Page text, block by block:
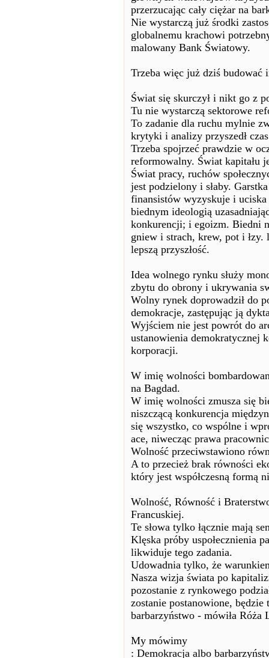
przerzucając cały ciężar na
Nie wystarczą już środki
globalnemu krachowi
malowany Bank Światowy.
Trzeba więc już dziś
Świat się skurczył i nikt go z
Tu nie wystarczą sektorowe
To zadanie dla ruchu mylnie
krytyki i analizy przyszedł
Trzeba spojrzeć prawdzie w
reformowalny. Świat kapitału
Świat pracy, ruchów
jest podzielony i słaby.
finansistów wyzyskuje i
biednym ideologią
konkurencji; i egoizm. Biedni
gniew i strach, krew, pot i
lepszą przyszłość.
Idea wolnego rynku służy
zbytu do obrony i ukrywania
Wolny rynek doprowadził do
demokracje, zastępując ją
Wyjściem nie jest powrót do
ustanowienia demokratycznej
korporacji.
W imię wolności
na Bagdad.
W imię wolności zmusza się
niszczącą konkurencja
się wszystko, co wspólne i
ace, niwecząc prawa
Wolność przeciwstawiono
A to przecież brak równości
który jest współczesną formą
Wolność, Równość i
Francuskiej.
Te słowa tylko łącznie mają
Klęska próby uspołecznienia
likwiduje tego zadania.
Udowadnia tylko, że
Nasza wizja świata po
pozostanie z rynkowego
zostanie postanowione,
barbarzyństwo - mówiła Róża
My mówimy
: Demokracja albo